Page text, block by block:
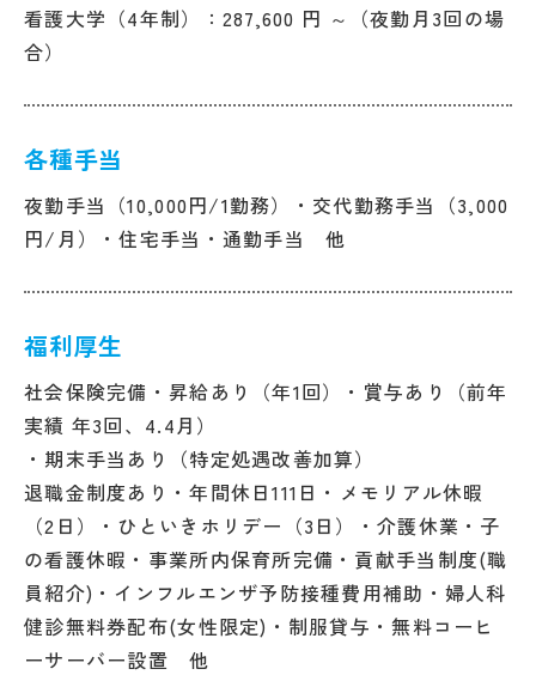
看護大学（4年制）：287,600 円 ～（夜勤月3回の場
合）
各種手当
夜勤手当（10,000円/1勤務）・交代勤務手当（3,000
円/月）・住宅手当・通勤手当 他
福利厚生
社会保険完備・昇給あり（年1回）・賞与あり（前年
実績 年3回、4.4月）
・期末手当あり（特定処遇改善加算）
退職金制度あり・年間休日111日・メモリアル休暇
（2日）・ひといきホリデー（3日）・介護休業・子
の看護休暇・事業所内保育所完備・貢献手当制度(職
員紹介)・インフルエンザ予防接種費用補助・婦人科
健診無料券配布(女性限定)・制服貸与・無料コーヒ
ーサーバー設置 他